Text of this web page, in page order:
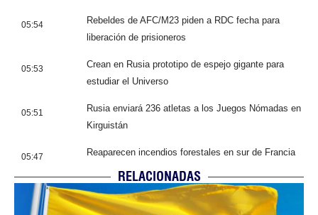
05:54
Rebeldes de AFC/M23 piden a RDC fecha para
liberación de prisioneros
05:53
Crean en Rusia prototipo de espejo gigante para
estudiar el Universo
05:51
Rusia enviará 236 atletas a los Juegos Nómadas en
Kirguistán
05:47 Reaparecen incendios forestales en sur de Francia
RELACIONADAS